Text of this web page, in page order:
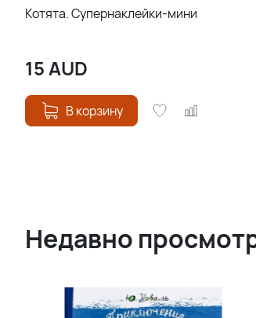
Котята. Супернаклейки-мини
15AUD
В корзину
Недавно